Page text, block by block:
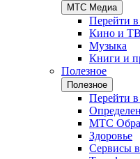
МТС Медиа
Перейти в
Кино и ТВ
Музыка
Книги и
Полезное
Полезное
Перейти в
МТС
Здоровье
Сервисы